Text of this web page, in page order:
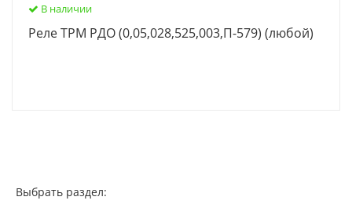
В наличии
Реле ТРМ РДО (0,05,028,525,003,П-579) (любой)
Выбрать раздел: